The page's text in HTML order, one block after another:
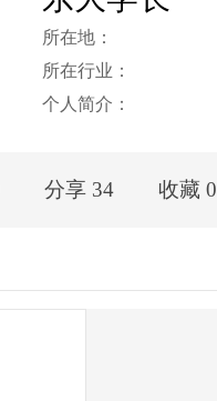
所在地：
所在行业：
个人简介：
分享 34 收藏 0